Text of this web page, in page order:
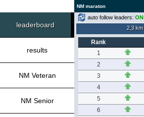
NM maraton
leaderboard
results
NM Veteran
NM Senior
auto follow leaders: ON
2,3 km
Rank
1
2
3
4
5
6